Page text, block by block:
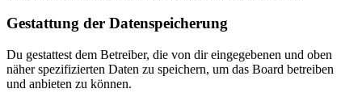
Gestattung der Datenspeicherung
Du gestattest dem Betreiber, die von dir eingegebenen und oben
näher spezifizierten Daten zu speichern, um das Board betreiben
und anbieten zu können.